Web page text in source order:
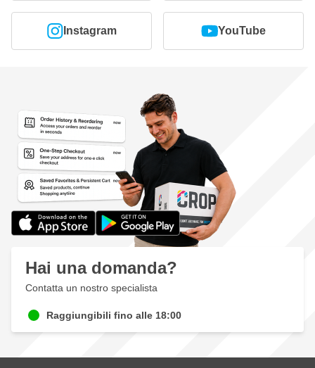
Instagram YouTube
Hai una domanda?
Contatta un nostro specialista
Raggiungibili fino alle 18:00